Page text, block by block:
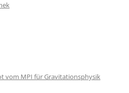
vom MPI für Gravitationsphysik